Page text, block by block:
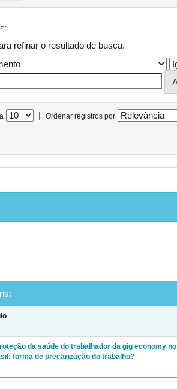
refinar o resultado de busca.
| Ordenar registros por
da saúde do trabalhador da gig economy no
forma de precarização do trabalho?